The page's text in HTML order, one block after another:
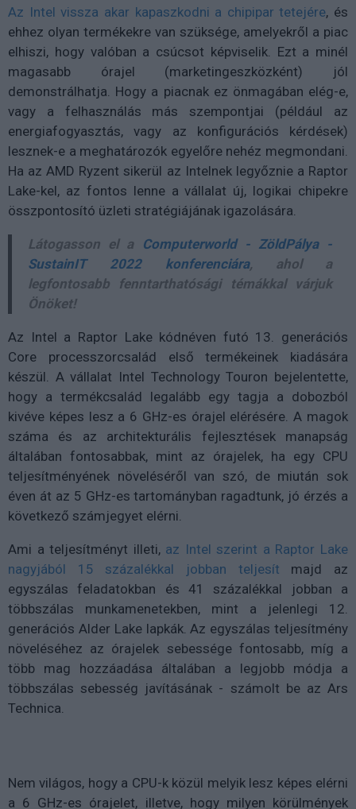
Az Intel vissza akar kapaszkodni a chipipar tetejére, és
ehhez olyan termékekre van szüksége, amelyekről a piac
elhiszi, hogy valóban a csúcsot képviselik. Ezt a minél
magasabb órajel (marketingeszközként) jól
demonstrálhatja. Hogy a piacnak ez önmagában elég-e,
vagy a felhasználás más szempontjai (például az
energiafogyasztás, vagy az konfigurációs kérdések)
lesznek-e a meghatározók egyelőre nehéz megmondani.
Ha az AMD Ryzent sikerül az Intelnek legyőznie a Raptor
Lake-kel, az fontos lenne a vállalat új, logikai chipekre
összpontosító üzleti stratégiájának igazolására.
Látogasson el a
Computerworld - ZöldPálya -
SustainIT 2022 konferenciára, ahol a
legfontosabb fenntarthatósági témákkal várjuk
Önöket!
Az Intel a Raptor Lake kódnéven futó 13. generációs
Core processzorcsalád első termékeinek kiadására
készül. A vállalat Intel Technology Touron bejelentette,
hogy a termékcsalád legalább egy tagja a dobozból
kivéve képes lesz a 6 GHz-es órajel elérésére. A magok
száma és az architekturális fejlesztések manapság
általában fontosabbak, mint az órajelek, ha egy CPU
teljesítményének növeléséről van szó, de miután sok
éven át az 5 GHz-es tartományban ragadtunk, jó érzés a
következő számjegyet elérni.
Ami a teljesítményt illeti, az Intel szerint a Raptor Lake
nagyjából 15 százalékkal jobban teljesít majd az
egyszálas feladatokban és 41 százalékkal jobban a
többszálas munkamenetekben, mint a jelenlegi 12.
generációs Alder Lake lapkák. Az egyszálas teljesítmény
növeléséhez az órajelek sebessége fontosabb, míg a
több mag hozzáadása általában a legjobb módja a
többszálas sebesség javításának - számolt be az Ars
Technica.
Nem világos, hogy a CPU-k közül melyik lesz képes elérni
a 6 GHz-es órajelet, illetve, hogy milyen körülmények